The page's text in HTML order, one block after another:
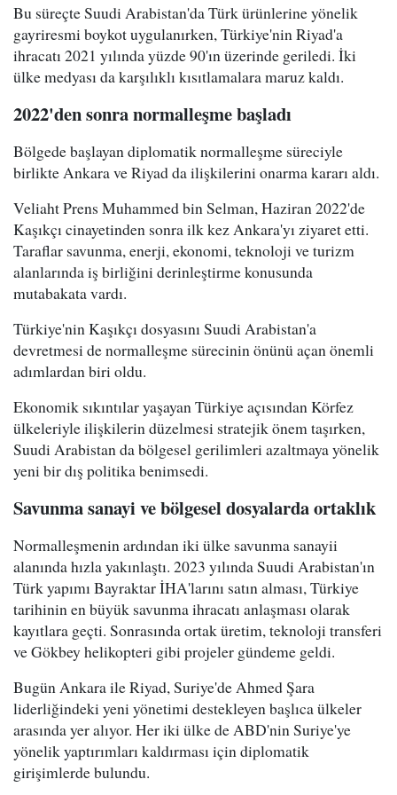
Bu süreçte Suudi Arabistan'da Türk ürünlerine yönelik
gayriresmi boykot uygulanırken, Türkiye'nin Riyad'a
ihracatı 2021 yılında yüzde 90'ın üzerinde geriledi. İki
ülke medyası da karşılıklı kısıtlamalara maruz kaldı.
2022'den sonra normalleşme başladı
Bölgede başlayan diplomatik normalleşme süreciyle
birlikte Ankara ve Riyad da ilişkilerini onarma kararı aldı.
Veliaht Prens Muhammed bin Selman, Haziran 2022'de
Kaşıkçı cinayetinden sonra ilk kez Ankara'yı ziyaret etti.
Taraflar savunma, enerji, ekonomi, teknoloji ve turizm
alanlarında iş birliğini derinleştirme konusunda
mutabakata vardı.
Türkiye'nin Kaşıkçı dosyasını Suudi Arabistan'a
devretmesi de normalleşme sürecinin önünü açan önemli
adımlardan biri oldu.
Ekonomik sıkıntılar yaşayan Türkiye açısından Körfez
ülkeleriyle ilişkilerin düzelmesi stratejik önem taşırken,
Suudi Arabistan da bölgesel gerilimleri azaltmaya yönelik
yeni bir dış politika benimsedi.
Savunma sanayi ve bölgesel dosyalarda ortaklık
Normalleşmenin ardından iki ülke savunma sanayii
alanında hızla yakınlaştı. 2023 yılında Suudi Arabistan'ın
Türk yapımı Bayraktar İHA'larını satın alması, Türkiye
tarihinin en büyük savunma ihracatı anlaşması olarak
kayıtlara geçti. Sonrasında ortak üretim, teknoloji transferi
ve Gökbey helikopteri gibi projeler gündeme geldi.
Bugün Ankara ile Riyad, Suriye'de Ahmed Şara
liderliğindeki yeni yönetimi destekleyen başlıca ülkeler
arasında yer alıyor. Her iki ülke de ABD'nin Suriye'ye
yönelik yaptırımları kaldırması için diplomatik
girişimlerde bulundu.